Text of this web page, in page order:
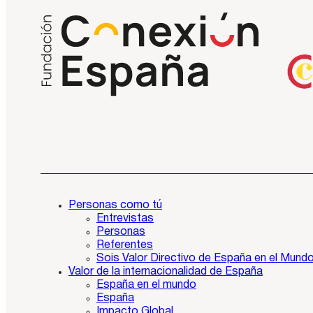
Personas como tú
Entrevistas
Personas
Referentes
Sois Valor Directivo de España en el
Valor de la internacionalidad de España
España en el mundo
España